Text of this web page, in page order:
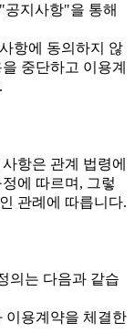
지사항"을 통해
항에 동의하지 않
중단하고 이용계
항은 관계 법령에
에 따르며, 그렇
관례에 따릅니다.
의는 다음과 같습
용계약을 체결한